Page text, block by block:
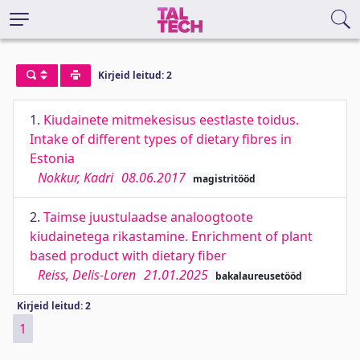
Kirjeid leitud: 2
1. Kiudainete mitmekesisus eestlaste toidus.
Intake of different types of dietary fibres in
Estonia
Nokkur, Kadri 08.06.2017 magistritööd
2. Taimse juustulaadse analoogtoote
kiudainetega rikastamine. Enrichment of plant
based product with dietary fiber
Reiss, Delis-Loren 21.01.2025 bakalaureusetööd
Kirjeid leitud: 2
1